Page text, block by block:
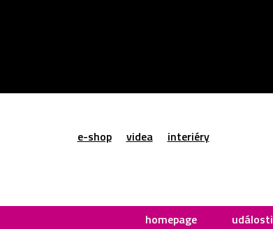
e-shop videa interiéry
homepage události